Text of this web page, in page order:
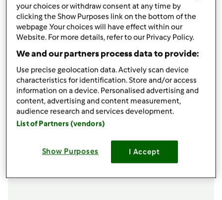
Ingredienti
300 g. di riso Carnaroli
1mela renetta
1/3bicchieredi vino bianco secco
800 g. di brodo vegetale
1/2bicchieredi panna
di Parmigiano grattugiato
40 g. di olio
your choices or withdraw consent at any time by
clicking the Show Purposes link on the bottom of the
webpage .Your choices will have effect within our
Website. For more details, refer to our Privacy Policy.
We and our partners process data to provide:
Use precise geolocation data. Actively scan device
characteristics for identification. Store and/or access
information on a device. Personalised advertising and
content, advertising and content measurement,
audience research and services development.
List of Partners (vendors)
Show Purposes I Accept